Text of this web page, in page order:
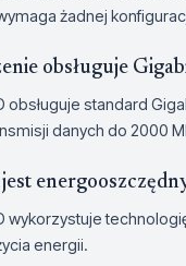
żadnej
obsługuje
obsługuje standard
danych do 2000
wykorzystuje
energii.